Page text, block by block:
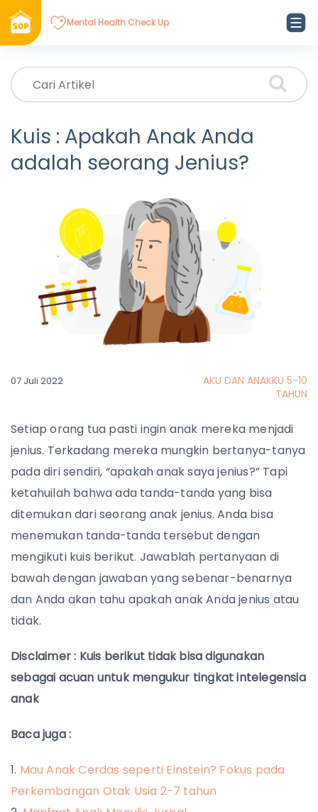
Mental Health Check Up
Kuis : Apakah Anak Anda
adalah seorang Jenius?
07 Juli 2022
AKU DAN ANAKKU 5-10
TAHUN
Setiap orang tua pasti ingin anak mereka menjadi
jenius. Terkadang mereka mungkin bertanya-tanya
pada diri sendiri, “apakah anak saya jenius?” Tapi
ketahuilah bahwa ada tanda-tanda yang bisa
ditemukan dari seorang anak jenius. Anda bisa
menemukan tanda-tanda tersebut dengan
mengikuti kuis berikut. Jawablah pertanyaan di
bawah dengan jawaban yang sebenar-benarnya
dan Anda akan tahu apakah anak Anda jenius atau
tidak.
Disclaimer : Kuis berikut tidak bisa digunakan
sebagai acuan untuk mengukur tingkat intelegensia
anak
Baca juga :
Mau Anak Cerdas seperti Einstein? Fokus pada
Perkembangan Otak Usia 2-7 tahun